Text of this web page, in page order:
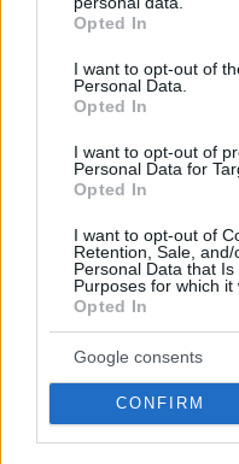
grant or deny consent to
use your data for below
consent section.
Opted In
I want to opt-out of
Personal Data.
Opted In
I want to opt-out of
Personal Data for
Opted In
I want to opt-out of
Retention, Sale,
Personal Data that
Purposes for which it
Opted In
Google consents
CONFIRM
Τη Υπερμάχω: Η νύχτα
πριν από 1.400 χρόνια,
τον Ακάθιστο Ύμνο
09.08.2026, 22:48
Καρυστιανού: Περιμένω
από τον Αυγερινό, θα
νομικές συνέπειες για
εξηγήσουν όσα λένε